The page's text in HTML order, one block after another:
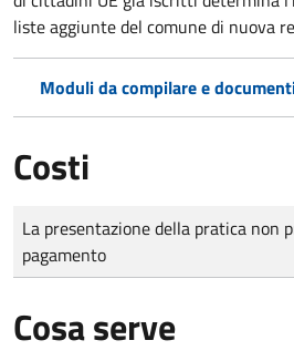
liste aggiunte del comune di nuova
Moduli da compilare e
Costi
Tipo di pagamento
Importo
La presentazione della pratica non
pagamento
Cosa serve